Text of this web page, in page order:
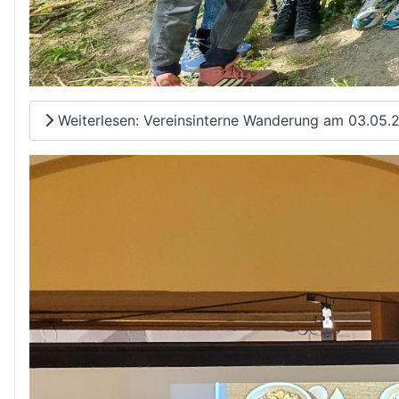
Weiterlesen: Vereinsinterne Wanderung am